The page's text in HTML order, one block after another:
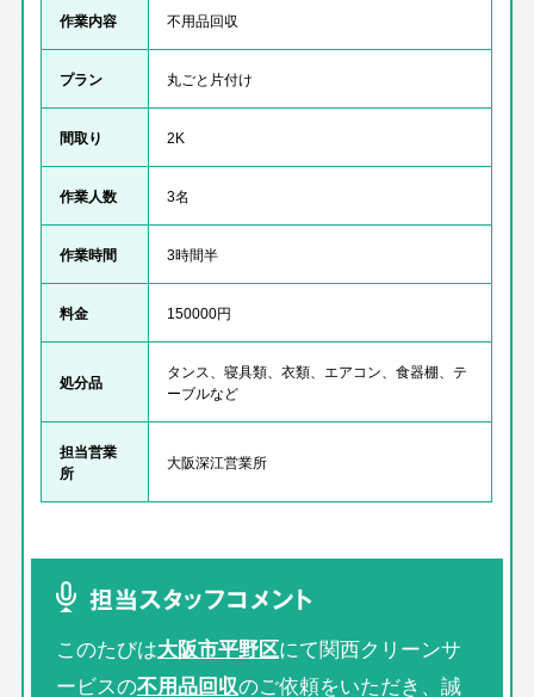
作業内容 不用品回収
プラン 丸ごと片付け
間取り 2K
作業人数 3名
作業時間 3時間半
料金 150000円
処分品
タンス、寝具類、衣類、エアコン、食器棚、テ
ーブルなど
担当営業
所
大阪深江営業所
担当スタッフコメント
このたびは大阪市平野区にて関西クリーンサ
ービスの不用品回収のご依頼をいただき、誠